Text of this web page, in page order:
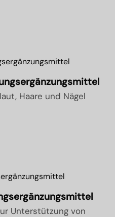
Haare und Nägel
Unterstützung von